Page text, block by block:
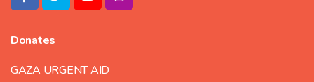
Donates
GAZA URGENT AID